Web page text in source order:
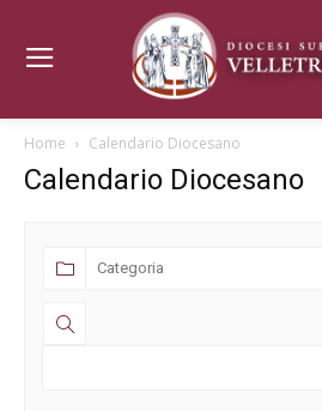
Home Calendario Diocesano
Calendario Diocesano